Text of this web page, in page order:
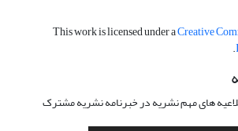
This work is licensed under aCreative
.
های مهم نشریه در خبرنامه نشریه مشترک